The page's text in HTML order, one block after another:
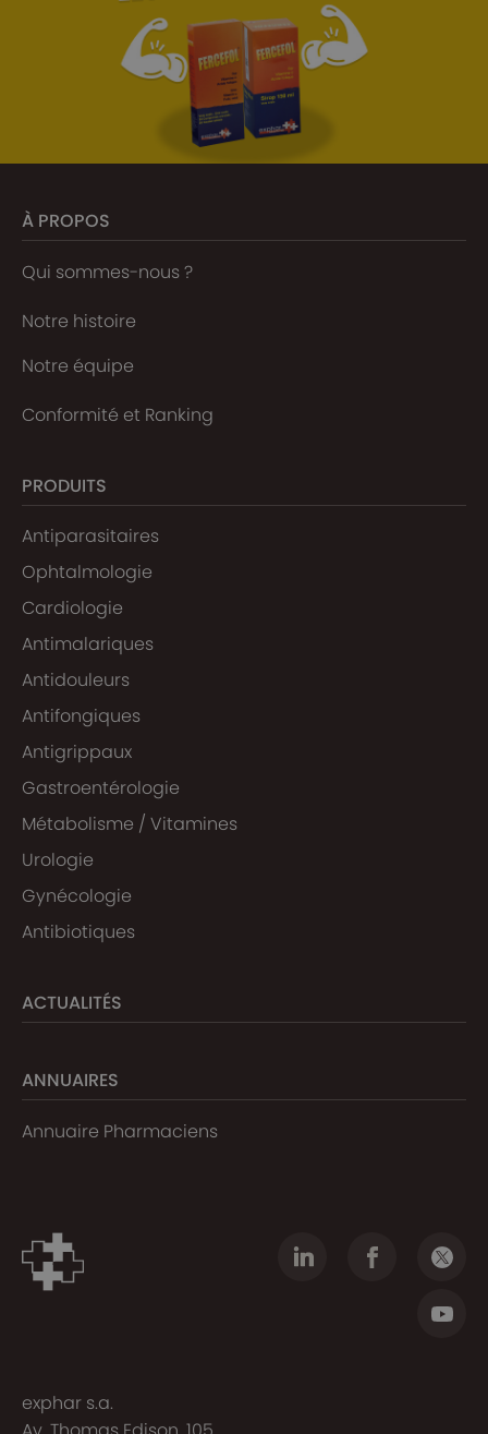
À PROPOS
Qui sommes-nous ?
Notre histoire
Notre équipe
Conformité et Ranking
PRODUITS
Antiparasitaires
Ophtalmologie
Cardiologie
Antimalariques
Antidouleurs
Antifongiques
Antigrippaux
Gastroentérologie
Métabolisme / Vitamines
Urologie
Gynécologie
Antibiotiques
ACTUALITÉS
ANNUAIRES
Annuaire Pharmaciens
exphar s.a.